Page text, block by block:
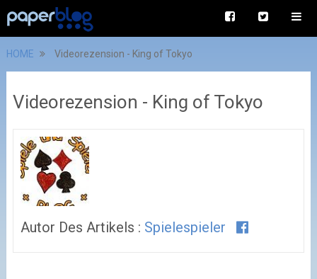
HOME Videorezension - King of Tokyo
Videorezension - King of Tokyo
Autor Des Artikels : Spielespieler